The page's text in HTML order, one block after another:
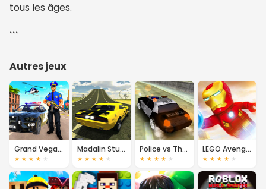
tous les âges.
```
Autres jeux
Grand Vegas Simulator
★ ★ ★ ★ ★
Madalin Stunt Cars 2
★ ★ ★ ★ ★
Police vs Thief: Hot Pursuit
★ ★ ★ ★ ★
LEGO Avengers Iron Man
★ ★ ★ ★ ★